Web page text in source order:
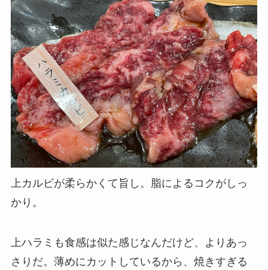
上カルビが柔らかくて旨し。脂によるコクがしっ
かり。
上ハラミも食感は似た感じなんだけど、よりあっ
さりだ。薄めにカットしているから、焼きすぎる